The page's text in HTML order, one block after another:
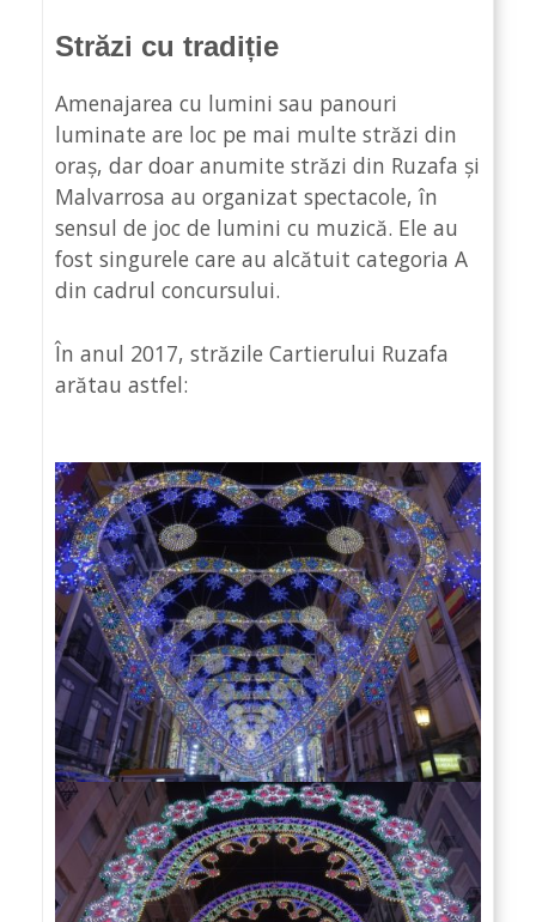
Străzi cu tradiție
Amenajarea cu lumini sau panouri
luminate are loc pe mai multe străzi din
oraș, dar doar anumite străzi din Ruzafa și
Malvarrosa au organizat spectacole, în
sensul de joc de lumini cu muzică. Ele au
fost singurele care au alcătuit categoria A
din cadrul concursului.
În anul 2017, străzile Cartierului Ruzafa
arătau astfel: